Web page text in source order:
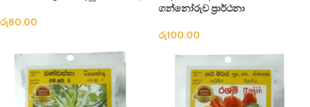
රු80.00
ගන්නෝරුව ප්‍රාර්ථනා
රු100.00